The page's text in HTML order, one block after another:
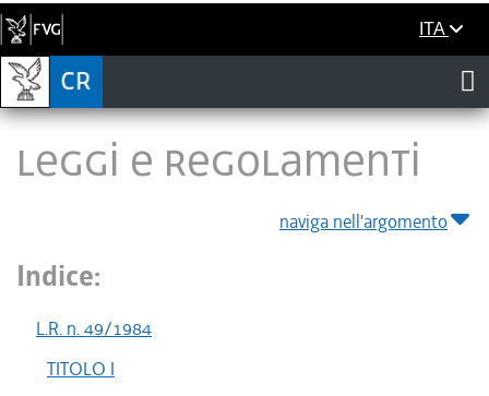
ITA
LEGGI E REGOLAMENTI
naviga nell'argomento
Indice:
L.R. n. 49/1984
TITOLO I